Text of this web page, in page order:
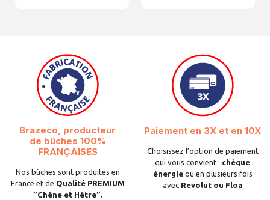
Brazeco, producteur
de bûches 100%
FRANÇAISES
Nos bûches sont produites en
France et de Qualité PREMIUM
”Chêne et Hêtre”.
Paiement en 3X et en 10X
Choisissez l’option de paiement
qui vous convient : chèque
énergie ou en plusieurs fois
avec Revolut ou Floa